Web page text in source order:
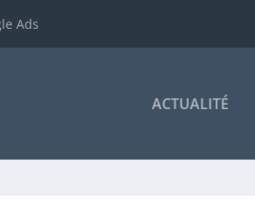
Ads
ACTUALITÉ